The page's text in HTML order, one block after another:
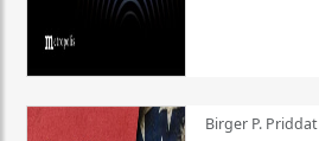
Birger P. Priddat